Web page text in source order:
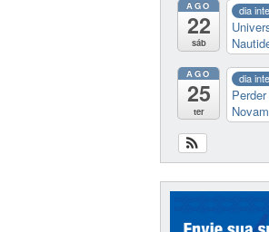
AGO
22
sáb
dia
AGO
25
ter
dia